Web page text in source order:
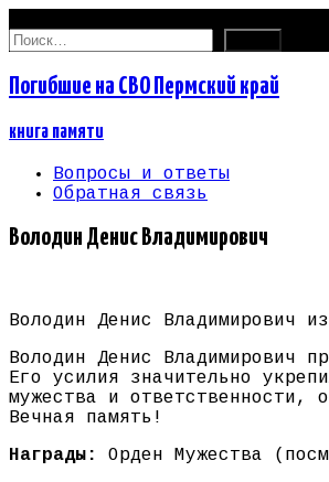
Найти:
Погибшие на СВО Пермский край
книга памяти
Вопросы и ответы
Обратная связь
Володин Денис Владимирович
Володин Денис Владимирович
Володин Денис Владимирович
Его усилия значительно
мужества и ответственности,
Вечная память!
Награды:
Орден Мужества